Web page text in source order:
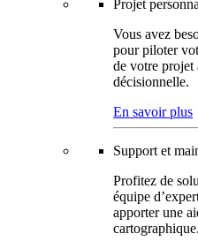
Projet
Vous avez
pour piloter
de votre projet
décisionnelle.
En savoir plus
Support et
Profitez de
équipe
apporter une
cartographique.